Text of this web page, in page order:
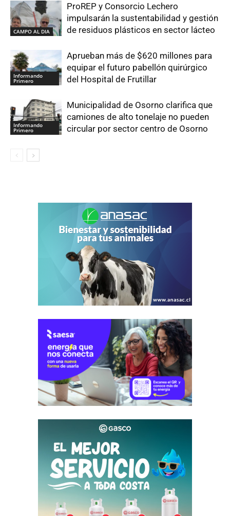
CAMPO AL DIA
ProREP y Consorcio Lechero
impulsarán la sustentabilidad y gestión
de residuos plásticos en sector lácteo
Informando
Primero
Aprueban más de $620 millones para
equipar el futuro pabellón quirúrgico
del Hospital de Frutillar
Informando
Primero
Municipalidad de Osorno clarifica que
camiones de alto tonelaje no pueden
circular por sector centro de Osorno